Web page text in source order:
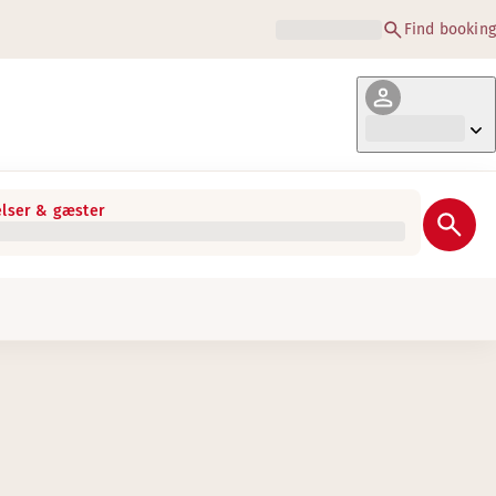
Find booking
& gæster
til en speciel teenagepris.